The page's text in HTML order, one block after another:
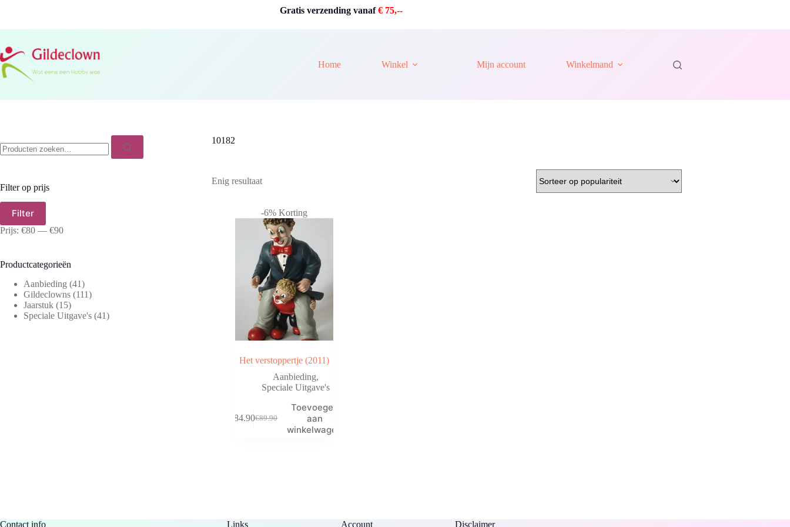
Gratis verzending vanaf€ 75,--
Home Winkel Mijn account Winkelmand
10182
Enig resultaat
-6% Korting
Het verstoppertje (2011)
Aanbieding,
Speciale Uitgave's
€89.90
Oorspronkelijke
84.90Huidige
Toevoegen
aan
winkelwagen
naar:
Filter op prijs
Min.
prijs
Max.
prijsFilter
Prijs: €80 — €90
Productcategorieën
Aanbieding (41)
Gildeclowns (111)
Jaarstuk (15)
Speciale Uitgave's (41)
Contact info Links Account Disclaimer